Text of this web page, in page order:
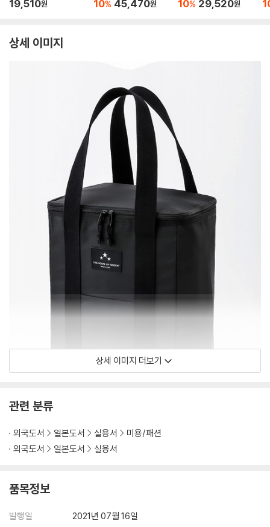
19,510원 10% 45,470원 10% 29,520원
상세 이미지
상세 이미지 더보기
관련 분류
외국도서 일본도서 실용서
미용/패션
외국도서
일본도서 실용서
품목정보
발행일
2021년 07월 16일